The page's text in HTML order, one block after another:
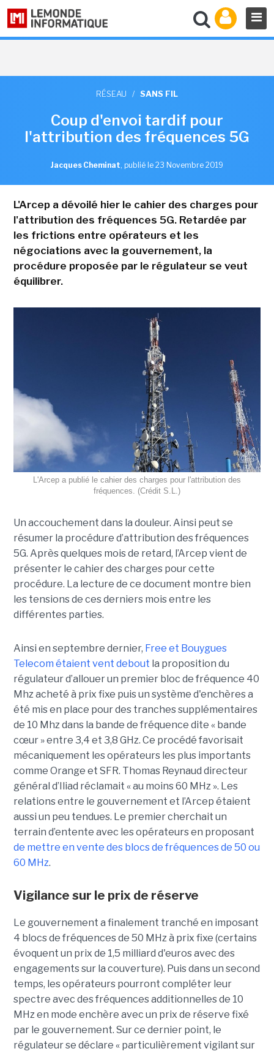
RÉSEAU / SANS FIL
Coup d'envoi tardif pour
l'attribution des fréquences 5G
Jacques Cheminat, publié le 23 Novembre 2019
L'Arcep a dévoilé hier le cahier des charges pour
l'attribution des fréquences 5G. Retardée par
les frictions entre opérateurs et les
négociations avec la gouvernement, la
procédure proposée par le régulateur se veut
équilibrer.
L'Arcep a publié le cahier des charges pour l'attribution des
fréquences. (Crédit S.L.)
Un accouchement dans la douleur. Ainsi peut se
résumer la procédure d’attribution des fréquences
5G. Après quelques mois de retard, l’Arcep vient de
présenter le cahier des charges pour cette
procédure. La lecture de ce document montre bien
les tensions de ces derniers mois entre les
différentes parties.
Ainsi en septembre dernier, Free et Bouygues
Telecom étaient vent debout la proposition du
régulateur d’allouer un premier bloc de fréquence 40
Mhz acheté à prix fixe puis un système d'enchères a
été mis en place pour des tranches supplémentaires
de 10 Mhz dans la bande de fréquence dite « bande
cœur » entre 3,4 et 3,8 GHz. Ce procédé favorisait
mécaniquement les opérateurs les plus importants
comme Orange et SFR. Thomas Reynaud directeur
général d’Iliad réclamait « au moins 60 MHz ». Les
relations entre le gouvernement et l’Arcep étaient
aussi un peu tendues. Le premier cherchait un
terrain d’entente avec les opérateurs en proposant
de mettre en vente des blocs de fréquences de 50 ou
60 MHz.
Vigilance sur le prix de réserve
Le gouvernement a finalement tranché en imposant
4 blocs de fréquences de 50 MHz à prix fixe (certains
évoquent un prix de 1,5 milliard d'euros avec des
engagements sur la couverture). Puis dans un second
temps, les opérateurs pourront compléter leur
spectre avec des fréquences additionnelles de 10
MHz en mode enchère avec un prix de réserve fixé
par le gouvernement. Sur ce dernier point, le
régulateur se déclare « particulièrement vigilant sur